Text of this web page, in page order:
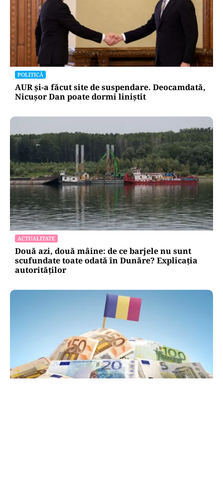
POLITICĂ
AUR și-a făcut site de suspendare. Deocamdată,
Nicușor Dan poate dormi liniștit
ACTUALITATE
Două azi, două mâine: de ce barjele nu sunt
scufundate toate odată în Dunăre? Explicația
autorităților